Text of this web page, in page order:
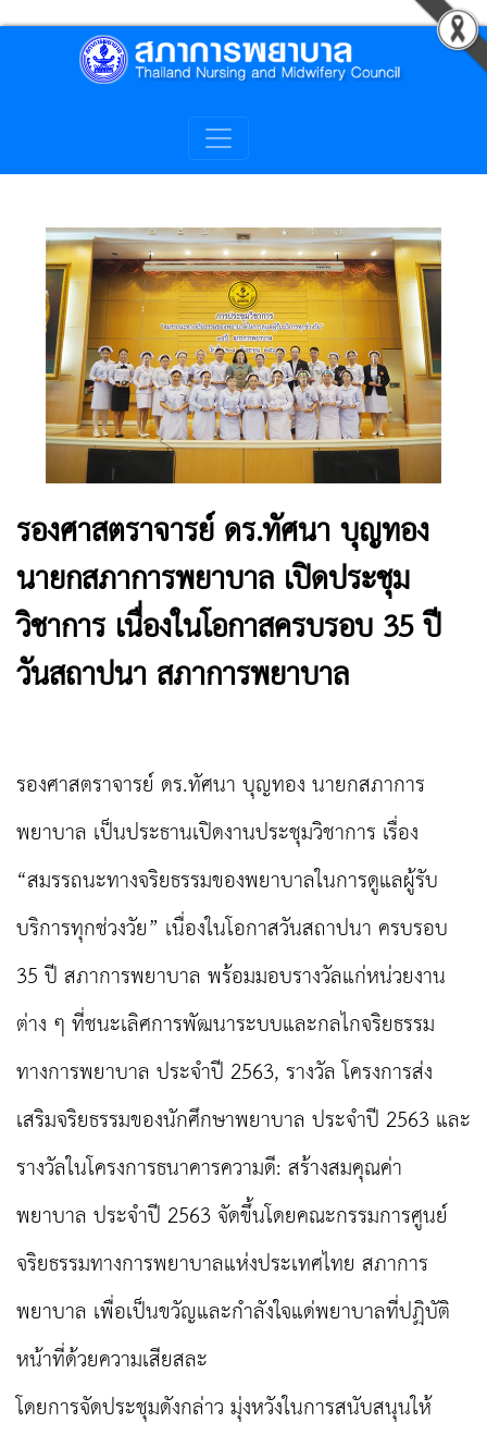
รองศาสตราจารย์ ดร.ทัศนา บุญทอง
นายกสภาการพยาบาล เปิดประชุม
วิชาการ เนื่องในโอกาสครบรอบ 35 ปี
วันสถาปนา สภาการพยาบาล
รองศาสตราจารย์ ดร.ทัศนา บุญทอง นายกสภาการ
พยาบาล เป็นประธานเปิดงานประชุมวิชาการ เรื่อง
“สมรรถนะทางจริยธรรมของพยาบาลในการดูแลผู้รับ
บริการทุกช่วงวัย” เนื่องในโอกาสวันสถาปนา ครบรอบ
35 ปี สภาการพยาบาล พร้อมมอบรางวัลแก่หน่วยงาน
ต่าง ๆ ที่ชนะเลิศการพัฒนาระบบและกลไกจริยธรรม
ทางการพยาบาล ประจำปี 2563, รางวัล โครงการส่ง
เสริมจริยธรรมของนักศึกษาพยาบาล ประจำปี 2563 และ
รางวัลในโครงการธนาคารความดี: สร้างสมคุณค่า
พยาบาล ประจำปี 2563 จัดขึ้นโดยคณะกรรมการศูนย์
จริยธรรมทางการพยาบาลแห่งประเทศไทย สภาการ
พยาบาล เพื่อเป็นขวัญและกำลังใจแด่พยาบาลที่ปฏิบัติ
หน้าที่ด้วยความเสียสละ
โดยการจัดประชุมดังกล่าว มุ่งหวังในการสนับสนุนให้